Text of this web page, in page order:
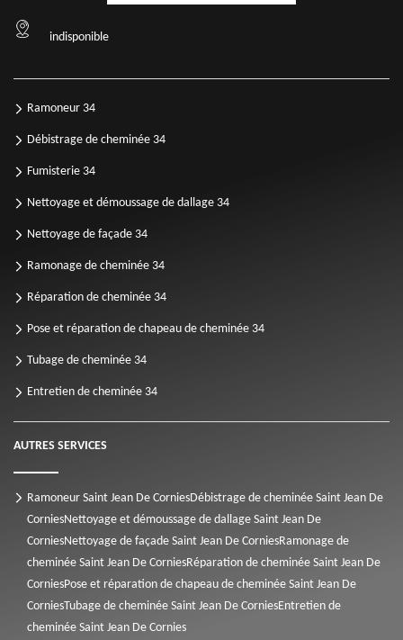
indisponible
Ramoneur 34
Débistrage de cheminée 34
Fumisterie 34
Nettoyage et démoussage de dallage 34
Nettoyage de façade 34
Ramonage de cheminée 34
Réparation de cheminée 34
Pose et réparation de chapeau de cheminée 34
Tubage de cheminée 34
Entretien de cheminée 34
AUTRES SERVICES
Ramoneur Saint Jean De CorniesDébistrage de cheminée Saint Jean De
CorniesNettoyage et démoussage de dallage Saint Jean De
CorniesNettoyage de façade Saint Jean De CorniesRamonage de
cheminée Saint Jean De CorniesRéparation de cheminée Saint Jean De
CorniesPose et réparation de chapeau de cheminée Saint Jean De
CorniesTubage de cheminée Saint Jean De CorniesEntretien de
cheminée Saint Jean De Cornies